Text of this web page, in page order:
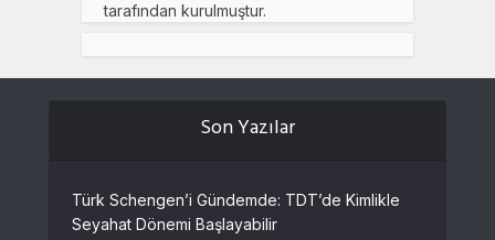
tarafından kurulmuştur.
Son Yazılar
Türk Schengen’i Gündemde: TDT’de Kimlikle
Seyahat Dönemi Başlayabilir